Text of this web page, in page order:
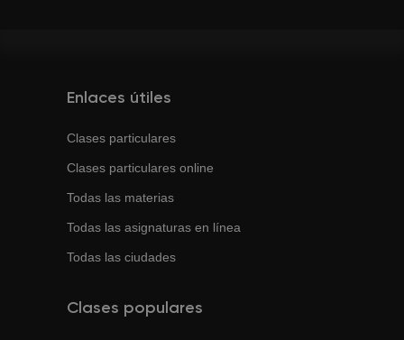
Enlaces útiles
Clases particulares
Clases particulares online
Todas las materias
Todas las asignaturas en línea
Todas las ciudades
Clases populares